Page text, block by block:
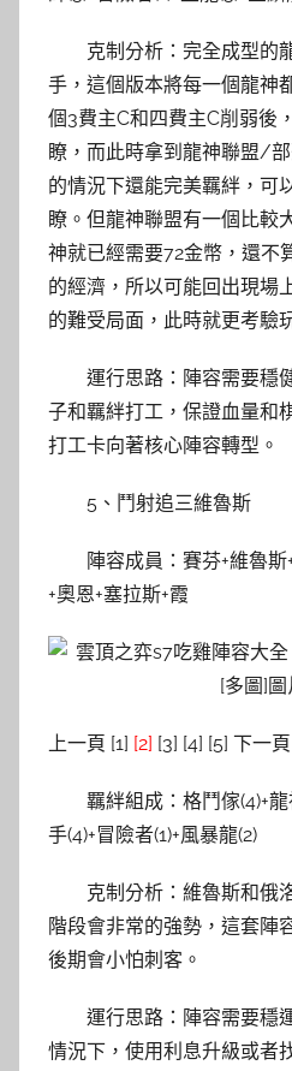
克制分析：完全成型的
手，這個版本將每一個龍神
個3費主C和四費主C削弱後
瞭，而此時拿到龍神聯盟/
的情況下還能完美羈絆，可
瞭。但龍神聯盟有一個比較
神就已經需要72金幣，還不
的經濟，所以可能回出現場
的難受局面，此時就更考驗
運行思路：陣容需要穩
子和羈絆打工，保證血量和
打工卡向著核心陣容轉型。
5、鬥射追三維魯斯
陣容成員：賽芬+維魯
+奧恩+塞拉斯+霞
上一頁 [1] [2] [3] [4] [5] 下一
羈絆組成：格鬥傢(4)+
手(4)+冒險者(1)+風暴龍(2)
克制分析：維魯斯和俄
階段會非常的強勢，這套陣
後期會小怕刺客。
運行思路：陣容需要穩
情況下，使用利息升級或者